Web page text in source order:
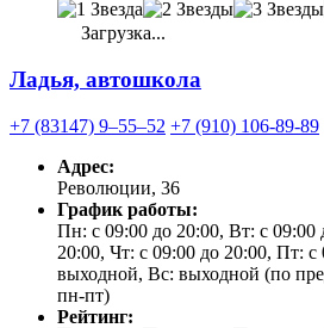
Загрузка...
Ладья, автошкола
+7 (83147) 9‒55‒52 +7 (910) 106-89-89
Адрес:
Революции, 36
График работы:
Пн: с 09:00 до 20:00, Вт: с 09:00
20:00, Чт: с 09:00 до 20:00, Пт:
выходной, Вс: выходной (по
пн-пт)
Рейтинг: